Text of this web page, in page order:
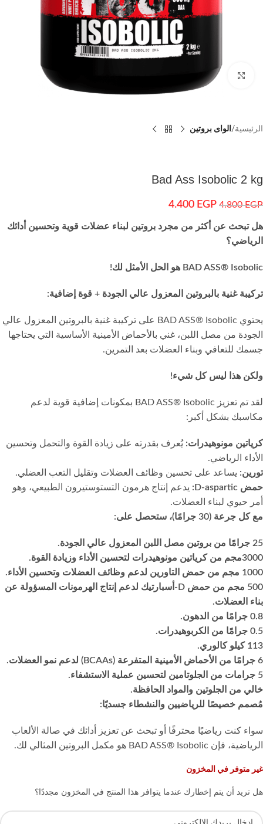
اضغط للتكبير
الرئيسية الواى بروتين
Bad Ass Isobolic 2 kg
4.800EGP
4.400 EGP
هل تبحث عن أكثر من مجرد بروتين لبناء عضلات قوية وتحسين أدائك
الرياضي؟
BAD ASS® Isobolic هو الحل الأمثل لك!
تركيبة غنية بالبروتين المعزول عالي الجودة + قوة إضافية:
يحتوي BAD ASS® Isobolic على تركيبة غنية بالبروتين المعزول عالي
الجودة من مصل اللبن، غني بالأحماض الأمينية الأساسية التي يحتاجها
جسمك للتعافي وبناء العضلات بعد التمرين.
ولكن هذا ليس كل شيء!
لقد تم تعزيز BAD ASS® Isobolic بمكونات إضافية قوية لدعم
مكاسبك بشكل أكبر:
كرياتين مونوهيدرات: يُعرف بقدرته على زيادة القوة والتحمل وتحسين
الأداء الرياضي.
تورين: يساعد على تحسين وظائف العضلات وتقليل التعب العضلي.
حمض D-aspartic:
يدعم إنتاج هرمون التستوستيرون الطبيعي، وهو
أمر حيوي لبناء العضلات.
مع كل جرعة (30 جرامًا)، ستحصل على:
25 جرامًا من بروتين مصل اللبن المعزول عالي الجودة.
3000مجم من كرياتين مونوهيدرات لتحسين الأداء وزيادة القوة.
1000 مجم من حمض التاورين لدعم وظائف العضلات وتحسين الأداء.
500 مجم من حمض D-أسبارتيك لدعم إنتاج الهرمونات المسؤولة عن
بناء العضلات.
0.8 جرامًا من الدهون.
0.5 جرامًا من الكربوهيدرات.
113 كيلو كالوري.
6 جرامًا من الأحماض الأمينية المتفرعة (BCAAs) لدعم نمو العضلات.
5 جرامات من الجلوتامين لتحسين عملية الاستشفاء.
خالي من الجلوتين والمواد الحافظة.
مُصمم خصيصًا للرياضيين والنشطاء جسديًا:
سواء كنت رياضيًا محترفًا أو تبحث عن تعزيز أدائك في صالة الألعاب
الرياضية، فإن BAD ASS® Isobolic هو مكمل البروتين المثالي لك.
غير متوفر في المخزون
هل تريد أن يتم إخطارك عندما يتوافر هذا المنتج في المخزون مجددًا؟